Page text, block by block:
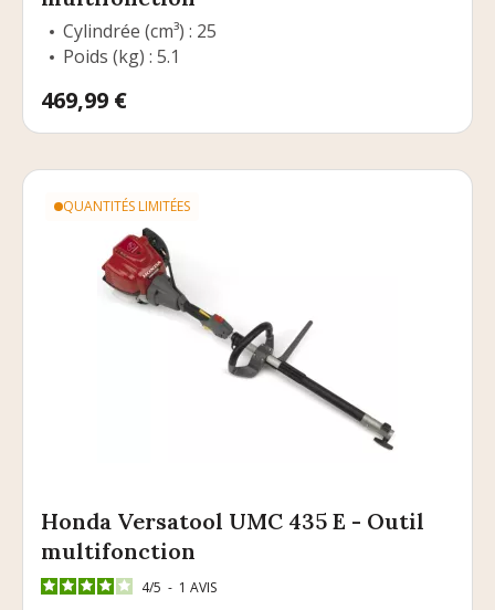
Cylindrée (cm³) : 25
Poids (kg) : 5.1
Prix
469,99 €
QUANTITÉS LIMITÉES
Honda Versatool UMC 435 E - Outil
multifonction
4/5 - 1 AVIS